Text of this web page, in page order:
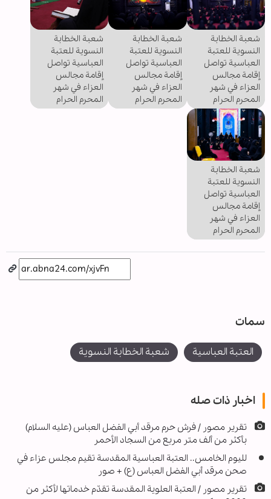
شعبة الخطابة
النسوية للعتبة
العباسية تواصل
إقامة مجالس
العزاء في شهر
المحرم الحرام
شعبة الخطابة
النسوية للعتبة
العباسية تواصل
إقامة مجالس
العزاء في شهر
المحرم الحرام
شعبة الخطابة
النسوية للعتبة
العباسية تواصل
إقامة مجالس
العزاء في شهر
المحرم الحرام
شعبة الخطابة
النسوية للعتبة
العباسية تواصل
إقامة مجالس
العزاء في شهر
المحرم الحرام
سمات
العتبة العباسية شعبة الخطابة النسوية
اخبار ذات صله
تقرير مصور / فرش حرم مرقد أبي الفضل العباس (عليه السلام)
بأكثر من ألف متر مربع من السجاد الأحمر
لليوم الخامس.. العتبة العباسية المقدسة تقيم مجلس عزاء في
صحن مرقد أبي الفضل العباس (ع) + صور
تقرير مصور / العتبة العلوية المقدسة تقدّم خدماتها لأكثر من